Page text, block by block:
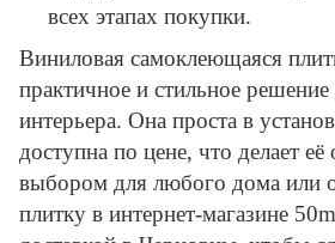
всех этапах покупки.
Виниловая самоклеющаяся
практичное и стильное
интерьера. Она проста в
доступна по цене, что делает
выбором для любого дома или
плитку в интернет-магазине